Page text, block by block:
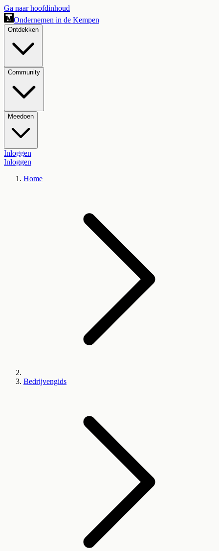
Ga naar hoofdinhoud
Ondernemen in de Kempen
Ontdekken
Community
Meedoen
Inloggen
Inloggen
Home
Bedrijvengids